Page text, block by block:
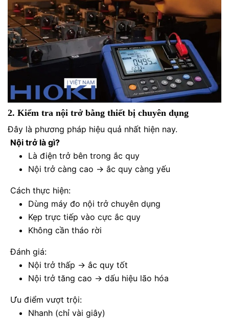
2. Kiểm tra nội trở bằng thiết bị chuyên dụng
Đây là phương pháp hiệu quả nhất hiện nay.
Nội trở là gì?
Là điện trở bên trong ắc quy
Nội trở càng cao → ắc quy càng yếu
Cách thực hiện:
Dùng máy đo nội trở chuyên dụng
Kẹp trực tiếp vào cực ắc quy
Không cần tháo rời
Đánh giá:
Nội trở thấp → ắc quy tốt
Nội trở tăng cao → dấu hiệu lão hóa
Ưu điểm vượt trội:
Nhanh (chỉ vài giây)